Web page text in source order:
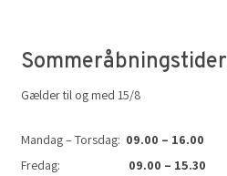
Sommeråbningstider
Gælder til og med 15/8
Mandag – Torsdag: 09.00 – 16.00
Fredag: 09.00 – 15.30